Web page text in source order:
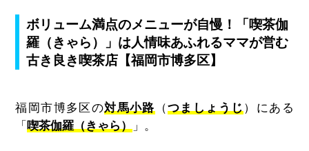
ボリューム満点のメニューが自慢！「喫茶伽
羅（きゃら）」は人情味あふれるママが営む
古き良き喫茶店【福岡市博多区】
福岡市博多区の対馬小路 （つましょうじ ）にある
「 喫茶伽羅（きゃら） 」。